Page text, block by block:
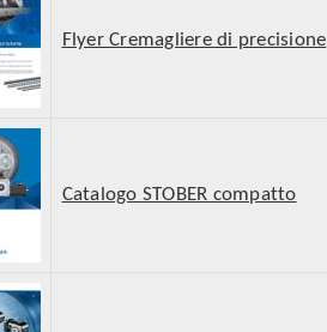
Flyer Cremagliere di precisione
Catalogo STOBER compatto